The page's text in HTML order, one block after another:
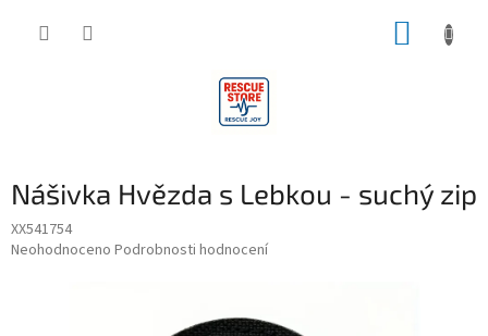
Nášivka Hvězda s Lebkou - suchý zip
XX541754
Průměrné
Neohodnoceno Podrobnosti hodnocení